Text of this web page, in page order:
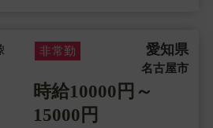
非常勤 愛知県
名古屋市
時給10000円～
15000円